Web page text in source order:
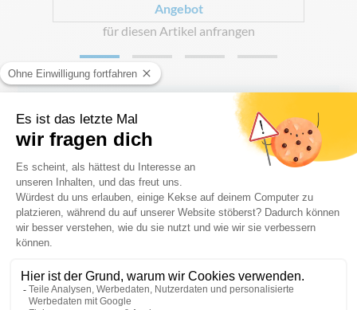
Angebot
für diesen Artikel anfrangen
Vollständige Beschreibung
Relax and chill!
Diebedruckte Hängematteist die ideale
Ergänzung zu Liegestühlenauf Veranstaltungen
oder in Außenbereichen von Restaurants und
g/m²)kann individuell mit Ihrer Werbebotschaft
bedruckt werden. Der Stoff ist an beiden Seiten mit